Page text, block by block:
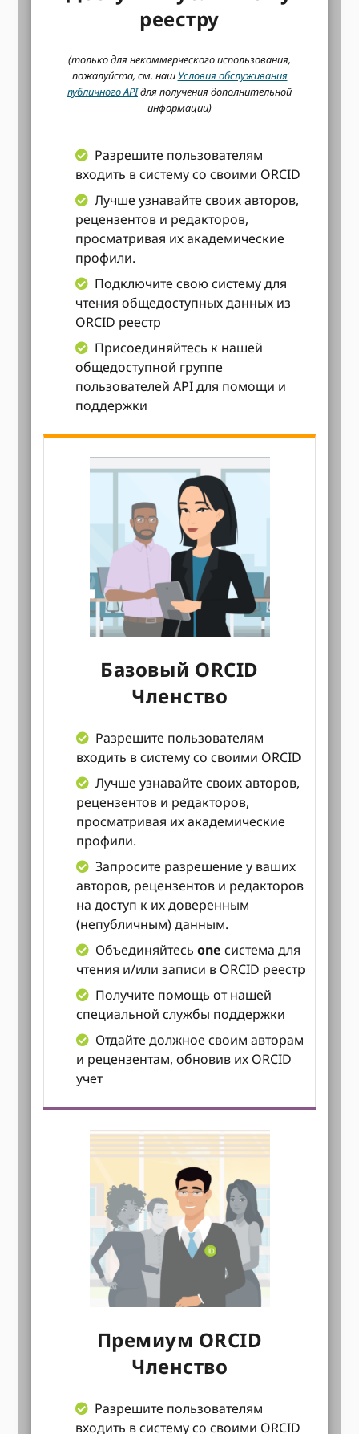
реестру
(только для некоммерческого использования,
пожалуйста, см. нашУсловия обслуживания
публичного APIдля получения дополнительной
информации)
Разрешите пользователям
входить в систему со своими ORCID
Лучше узнавайте своих авторов,
рецензентов и редакторов,
просматривая их академические
профили.
Подключите свою систему для
чтения общедоступных данных из
ORCID реестр
Присоединяйтесь к нашей
общедоступной группе
пользователей API для помощи и
поддержки
Базовый ORCID
Членство
Разрешите пользователям
входить в систему со своими ORCID
Лучше узнавайте своих авторов,
рецензентов и редакторов,
просматривая их академические
профили.
Запросите разрешение у ваших
авторов, рецензентов и редакторов
на доступ к их доверенным
(непубличным) данным.
Объединяйтесьone система для
чтения и/или записи в ORCID реестр
Получите помощь от нашей
специальной службы поддержки
Отдайте должное своим авторам
и рецензентам, обновив их ORCID
учет
Премиум ORCID
Членство
Разрешите пользователям
входить в систему со своими ORCID